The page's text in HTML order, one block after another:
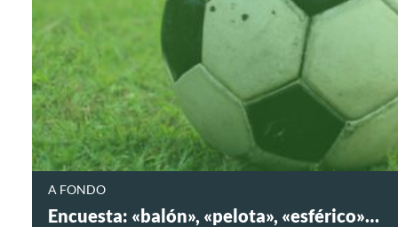
A FONDO
Encuesta: «balón», «pelota», «esférico»…